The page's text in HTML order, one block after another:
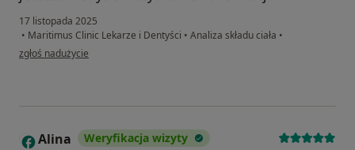
17 listopada 2025
• Maritimus Clinic Lekarze i Dentyści • Analiza składu ciała •
w opinii użytkownika Marcin
zgłoś nadużycie
A Alina Weryfikacja wizyty